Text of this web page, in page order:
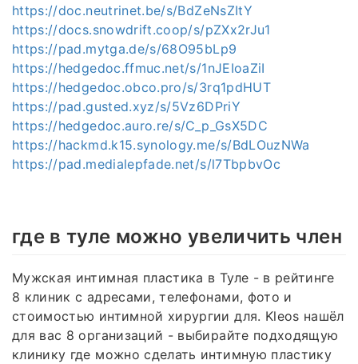
https://doc.neutrinet.be/s/BdZeNsZItY
https://docs.snowdrift.coop/s/pZXx2rJu1
https://pad.mytga.de/s/68O95bLp9
https://hedgedoc.ffmuc.net/s/1nJEIoaZiI
https://hedgedoc.obco.pro/s/3rq1pdHUT
https://pad.gusted.xyz/s/5Vz6DPriY
https://hedgedoc.auro.re/s/C_p_GsX5DC
https://hackmd.k15.synology.me/s/BdLOuzNWa
https://pad.medialepfade.net/s/l7TbpbvOc
где в туле можно увеличить член
Мужская интимная пластика в Туле - в рейтинге
8 клиник с адресами, телефонами, фото и
стоимостью интимной хирургии для. Kleos нашёл
для вас 8 организаций - выбирайте подходящую
клинику где можно сделать интимную пластику